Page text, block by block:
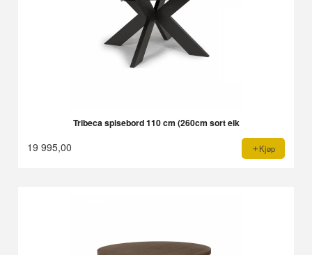
Tribeca spisebord 110 cm (260cm sort eik
19 995,00 Kjøp